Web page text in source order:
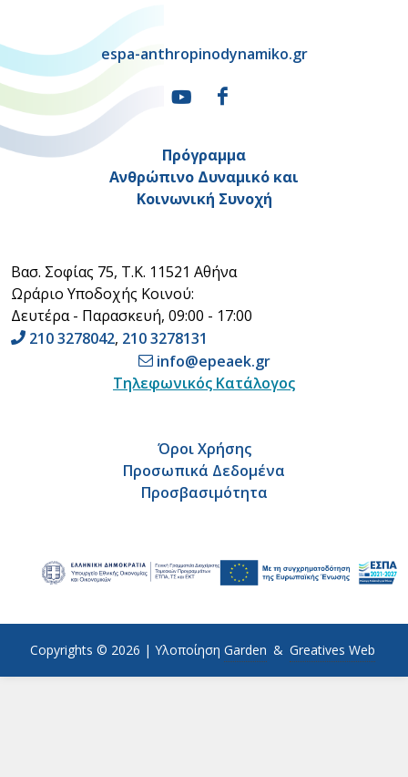
espa-anthropinodynamiko.gr
Βασ. Σοφίας 75, Τ.Κ. 11521 Αθήνα
Ωράριο Υποδοχής Κοινού:
Δευτέρα - Παρασκευή, 09:00 - 17:00
210 3278042, 210 3278131
info@epeaek.gr
Τηλεφωνικός Κατάλογος
Πρόγραμμα
Ανθρώπινο Δυναμικό και
Κοινωνική Συνοχή
Όροι Χρήσης
Προσωπικά Δεδομένα
Προσβασιμότητα
Copyrights © 2026 | Υλοποίηση Garden & Greatives Web